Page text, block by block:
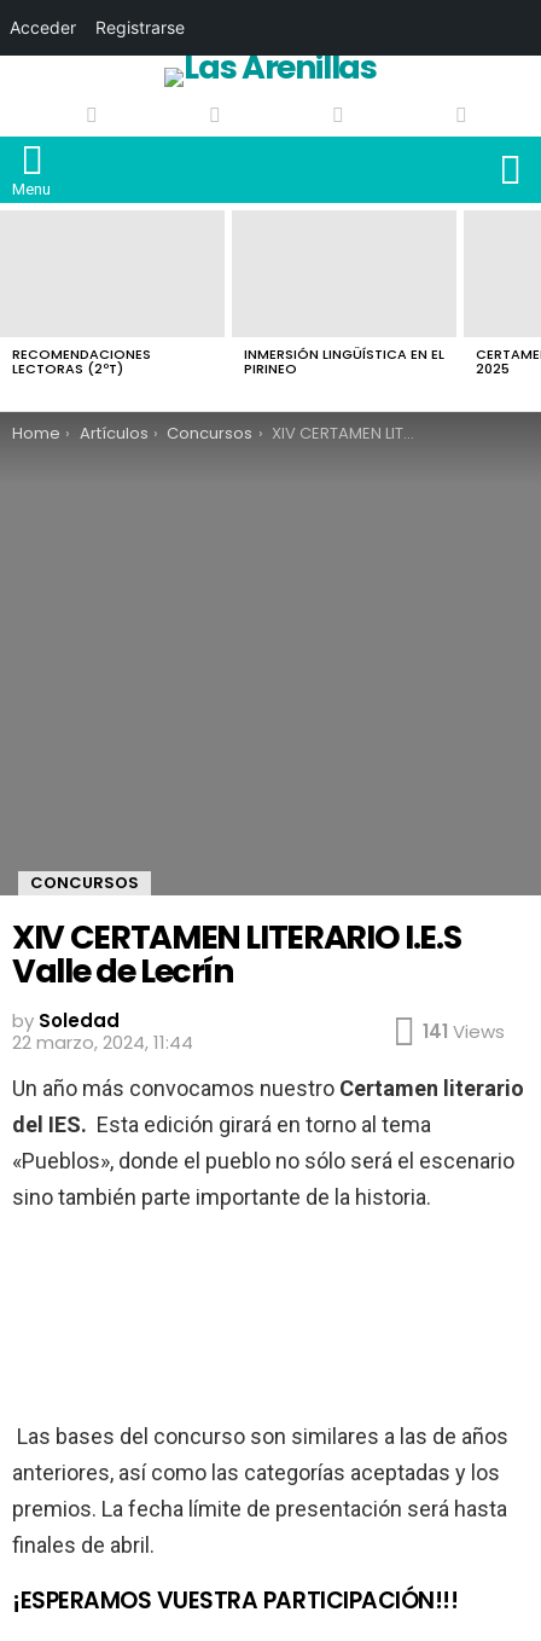
Menu
RECOMENDACIONES
LECTORAS (2ºT)
INMERSIÓN LINGÜÍSTICA EN EL
PIRINEO 2025
You are here:
Home Artículos Concursos XIV CERTAMEN LITERARIO I.E.S Valle de Lecrín
CONCURSOS
XIV CERTAMEN LITERARIO I.E.S
Valle de Lecrín
by Soledad
22 marzo, 2024, 11:44
141 Views
Un año más convocamos nuestro Certamen literario
del IES. Esta edición girará en torno al tema
«Pueblos», donde el pueblo no sólo será el escenario
sino también parte importante de la historia.
Las bases del concurso son similares a las de años
anteriores, así como las categorías aceptadas y los
premios. La fecha límite de presentación será hasta
finales de abril.
¡ESPERAMOS VUESTRA PARTICIPACIÓN!!!
Acceder Registrarse